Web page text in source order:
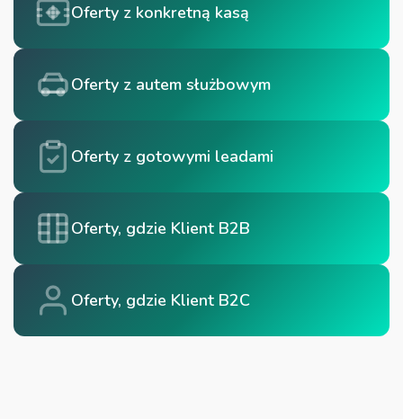
Oferty z konkretną kasą
Oferty z autem służbowym
Oferty z gotowymi leadami
Oferty, gdzie Klient B2B
Oferty, gdzie Klient B2C